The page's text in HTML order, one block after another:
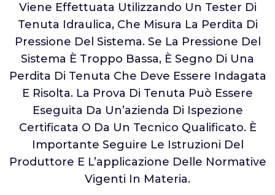
Viene Effettuata Utilizzando Un Tester Di
Tenuta Idraulica, Che Misura La Perdita Di
Pressione Del Sistema. Se La Pressione Del
Sistema È Troppo Bassa, È Segno Di Una
Perdita Di Tenuta Che Deve Essere Indagata
E Risolta. La Prova Di Tenuta Può Essere
Eseguita Da Un’azienda Di Ispezione
Certificata O Da Un Tecnico Qualificato. È
Importante Seguire Le Istruzioni Del
Produttore E L’applicazione Delle Normative
Vigenti In Materia.